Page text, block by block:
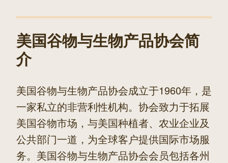
章
美国谷物与生物产品协会简
介
美国谷物与生物产品协会成立于1960年，是
一家私立的非营利性机构。协会致力于拓展
美国谷物市场，与美国种植者、农业企业及
公共部门一道，为全球客户提供国际市场服
务。美国谷物与生物产品协会会员包括各州